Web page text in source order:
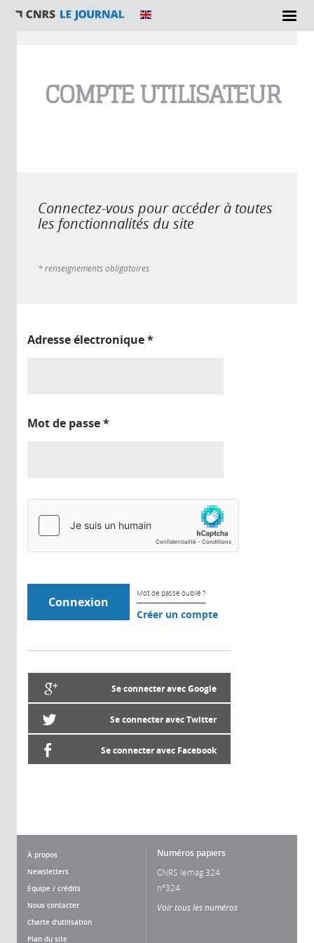
COMPTE UTILISATEUR
Connectez-vous pour accéder à toutes
les fonctionnalités du site
* renseignements obligatoires
Adresse électronique*
Mot de passe*
Mot de passe oublié ?
Créer un compte
Se connecter avec Google
Se connecter avec Twitter
Se connecter avec Facebook
À propos
Newsletters
Équipe / crédits
Nous contacter
Charte d'utilisation
Plan du site
Numéros papiers
CNRS lemag 324
n°324
Voir tous les numéros